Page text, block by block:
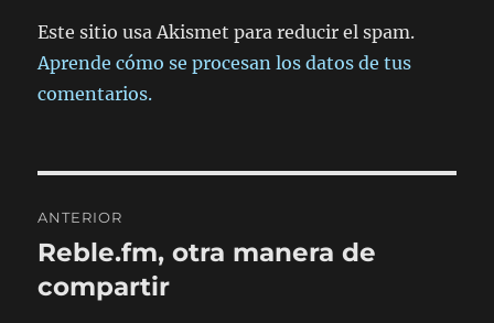
Este sitio usa Akismet para reducir el spam.
Aprende cómo se procesan los datos de tus
comentarios.
de
entradas
ANTERIOR
Entrada
anterior:
Reble.fm, otra manera de
compartir